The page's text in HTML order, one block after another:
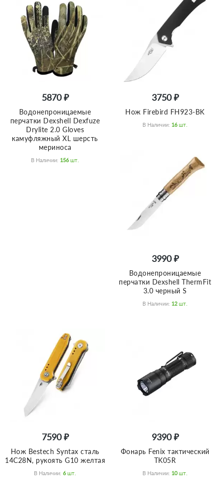
5870 ₽
Водонепроницаемые
перчатки Dexshell Dexfuze
Drylite 2.0 Gloves
камуфляжный XL шерсть
мериноса
В Наличии: 156 Шт.
3750 ₽
Нож Firebird FH923-BK
В Наличии: 16 Шт.
3990 ₽
Водонепроницаемые
перчатки Dexshell ThermFit
3.0 черный S
В Наличии: 12 Шт.
7590 ₽
Нож Bestech Syntax сталь
14C28N, рукоять G10 желтая
В Наличии: 6 Шт.
9390 ₽
Фонарь Fenix тактический
TK05R
В Наличии: 10 Шт.